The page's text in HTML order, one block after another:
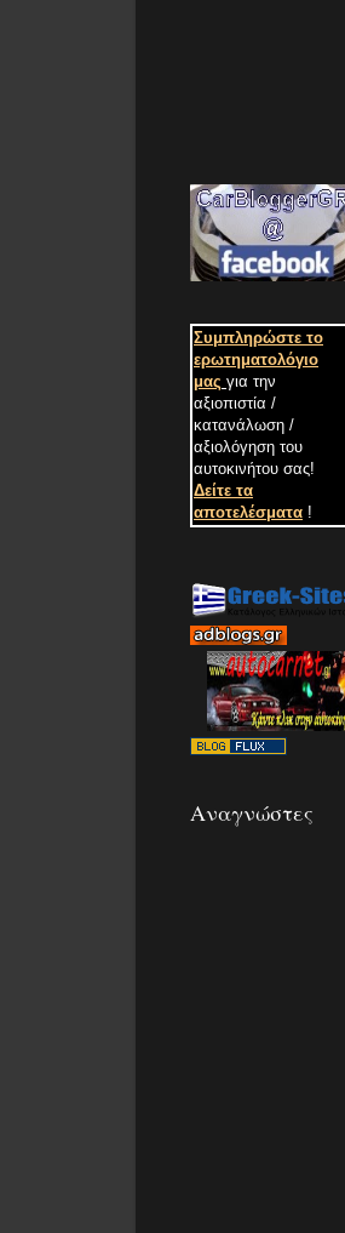
Συμπληρώστε το
ερωτηματολόγιο
μας για την
αξιοπιστία /
κατανάλωση /
αξιολόγηση του
αυτοκινήτου σας!
Δείτε τα
αποτελέσματα !
Αναγνώστες